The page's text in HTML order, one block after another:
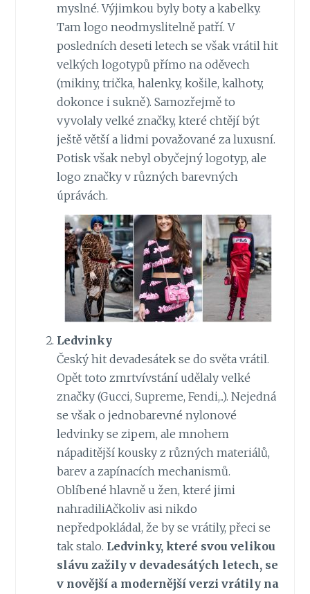
myslné. Výjimkou byly boty a kabelky.
Tam logo neodmyslitelně patří. V
posledních deseti letech se však vrátil hit
velkých logotypů přímo na oděvech
(mikiny, trička, halenky, košile, kalhoty,
dokonce i sukně). Samozřejmě to
vyvolaly velké značky, které chtějí být
ještě větší a lidmi považované za luxusní.
Potisk však nebyl obyčejný logotyp, ale
logo značky v různých barevných
úprávách.
Ledvinky
Český hit devadesátek se do světa vrátil.
Opět toto zmrtvívstání udělaly velké
značky (Gucci, Supreme, Fendi,..). Nejedná
se však o jednobarevné nylonové
ledvinky se zipem, ale mnohem
nápaditější kousky z různých materiálů,
barev a zapínacích mechanismů.
Oblíbené hlavně u žen, které jimi
nahradiliAčkoliv asi nikdo
nepředpokládal, že by se vrátily, přeci se
tak stalo. Ledvinky, které svou velikou
slávu zažily v devadesátých letech, se
v novější a modernější verzi vrátily na